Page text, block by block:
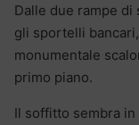
Dalle due rampe di
gli sportelli
monumentale
primo piano.
Il soffitto sembra